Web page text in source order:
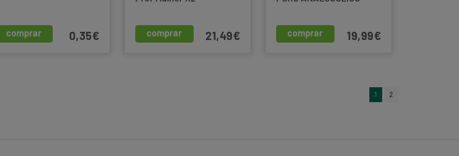
comprar 0,35€ comprar 21,49€ comprar 19,99€
1 2